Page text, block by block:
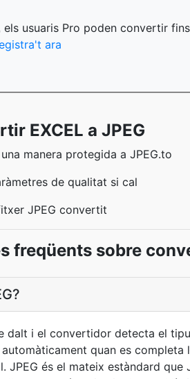
usuaris Pro poden convertir
ara
EXCEL a JPEG
manera protegida a JPEG.to
de qualitat si cal
JPEG convertit
freqüents sobre
dalt i el convertidor detecta el
quan es completa
és el mateix estàndard que